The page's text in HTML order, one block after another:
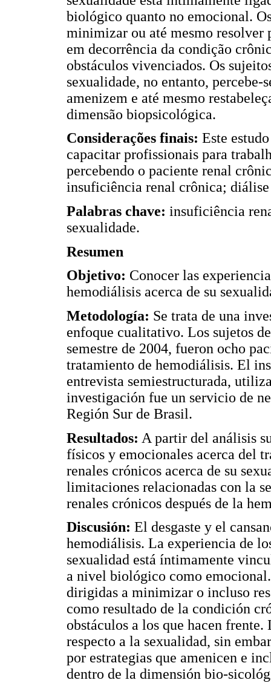
biológico quanto no emocional.
minimizar ou até mesmo resolver
em decorrência da condição
obstáculos vivenciados. Os
sexualidade, no entanto, percebe-
amenizem e até mesmo
dimensão biopsicológica.
Considerações finais: Este
capacitar profissionais para
percebendo o paciente renal
insuficiência renal crônica;
Palabras chave: insuficiência
sexualidade.
Resumen
Objetivo: Conocer las
hemodiálisis acerca de su
Metodología: Se trata de una
enfoque cualitativo. Los sujetos
semestre de 2004, fueron ocho
tratamiento de hemodiálisis. El
entrevista semiestructurada,
investigación fue un servicio de
Región Sur de Brasil.
Resultados: A partir del análisis
físicos y emocionales acerca del
renales crónicos acerca de su
limitaciones relacionadas con la
renales crónicos después de la
Discusión: El desgaste y el
hemodiálisis. La experiencia de
sexualidad está íntimamente
a nivel biológico como
dirigidas a minimizar o incluso
como resultado de la condición
obstáculos a los que hacen
respecto a la sexualidad, sin
por estrategias que amenicen e
dentro de la dimensión bio-